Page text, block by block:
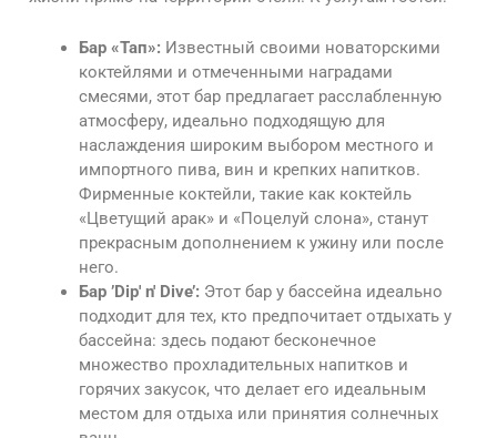
Бар «Тап»: Известный своими новаторскими
коктейлями и отмеченными наградами
смесями, этот бар предлагает расслабленную
атмосферу, идеально подходящую для
наслаждения широким выбором местного и
импортного пива, вин и крепких напитков.
Фирменные коктейли, такие как коктейль
«Цветущий арак» и «Поцелуй слона», станут
прекрасным дополнением к ужину или после
него.
Бар ’Dip' n' Dive’: Этот бар у бассейна идеально
подходит для тех, кто предпочитает отдыхать у
бассейна: здесь подают бесконечное
множество прохладительных напитков и
горячих закусок, что делает его идеальным
местом для отдыха или принятия солнечных